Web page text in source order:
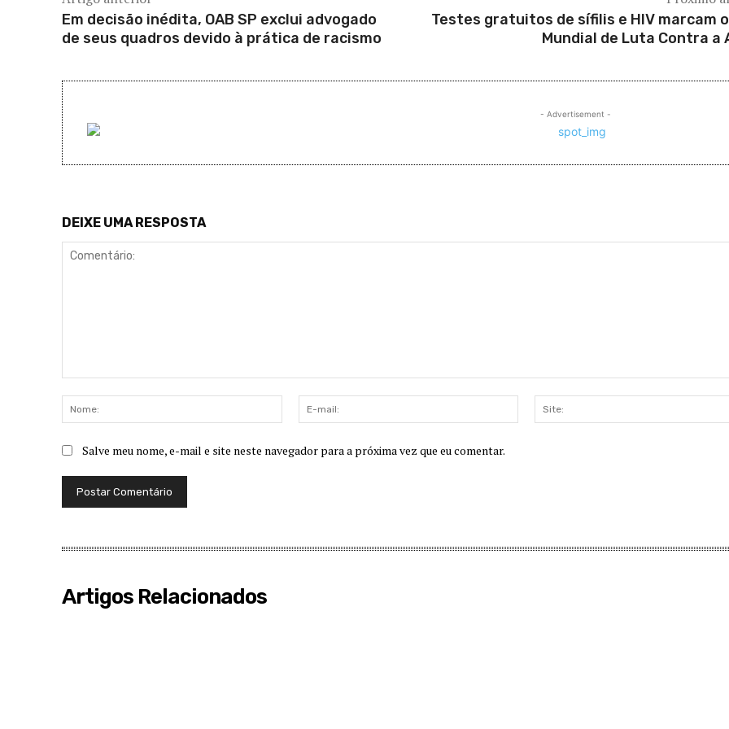
Em decisão inédita, OAB SP exclui advogado
de seus quadros devido à prática de racismo
Testes gratuitos de sífilis e HIV marcam
Mundial de Luta Contra a
- Advertisement -
DEIXE UMA RESPOSTA
Nome:
mail:
Salve meu nome, e-mail e site neste navegador para a próxima vez que eu comentar.
Artigos Relacionados